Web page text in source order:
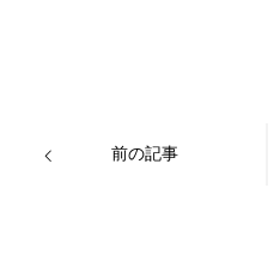
前の記事